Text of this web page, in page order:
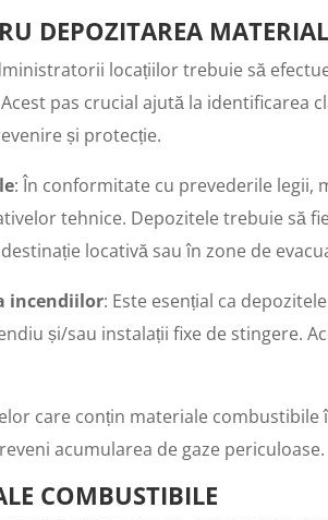
DEPOZITAREA
locațiilor trebuie să
pas crucial ajută la identificarea
și protecție.
: În conformitate cu prevederile legii,
tehnice. Depozitele trebuie să
locativă sau în zone de
incendiilor: Este esențial ca
și/sau instalații fixe de stingere.
care conțin materiale
acumularea de gaze periculoase.